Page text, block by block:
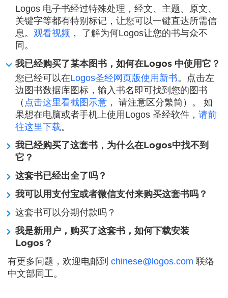
Logos 电子书经过特殊处理，经文、主题、原文、
关键字等都有特别标记，让您可以一键直达所需信
息。 观看视频 ， 了解为何Logos让您的书与众不
同。
我已经购买了某本图书，如何在Logos 中使用它？
您已经可以在Logos圣经网页版使用新书。点击左
边图书数据库图标，输入书名即可找到您的图书
（ 点击这里看截图示意 ， 请注意区分繁简）。 如
果想在电脑或者手机上使用Logos 圣经软件， 请前
往这里下载。
我已经购买了这套书，为什么在Logos中找不到
它？
这套书已经出全了吗？
我可以用支付宝或者微信支付来购买这套书吗？
这套书可以分期付款吗？
我是新用户，购买了这套书，如何下载安装
Logos？
有更多问题，欢迎电邮到 chinese@logos.com 联络
中文部同工。